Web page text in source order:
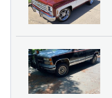
r
c
e
c
h
a